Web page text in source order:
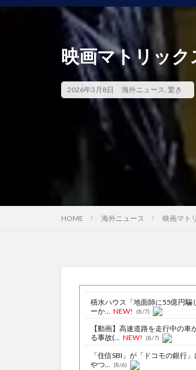
映画マトリッ
2026年3月8日 海外ニュース, 驚き
HOME 海外ニュース 映画マト
積水ハウス「地面師に55億円騙
ーか...
NEW! (8/7)
【動画】高速道路を走行中の車
る事故(... NEW! (8/7)
「住信SBI」が「ドコモの銀行
やつ... (8/6)